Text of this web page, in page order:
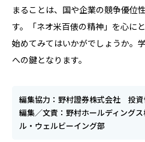
まることは、国や企業の競争優位
す。「ネオ米百俵の精神」を心に
始めてみてはいかがでしょうか。
への鍵となります。
編集協力：野村證券株式会社 投
編集／文責：野村ホールディング
ル・ウェルビーイング部